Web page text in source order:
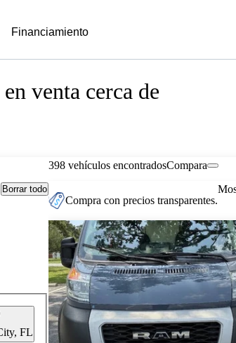
Financiamiento
venta cerca de
Borrar todo
FL
398 vehículos encontradosCompara
Compra con precios transparentes.